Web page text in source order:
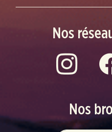
Nos
Nos